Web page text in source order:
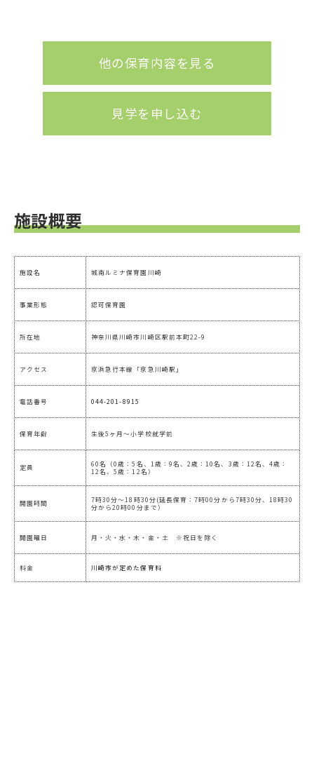
他の保育内容を見る
見学を申し込む
施設概要
施設名 城南ルミナ保育園川崎
事業形態 認可保育園
所在地 神奈川県川崎市川崎区駅前本町22-9
アクセス 京浜急行本線「京急川崎駅」
電話番号 044-201-8915
保育年齢 生後5ヶ月～小学校就学前
定員
60名（0歳：5名、1歳：9名、2歳：10名、3歳：12名、4歳：
12名、5歳：12名）
開園時間
7時30分～18時30分(延長保育：7時00分から7時30分、18時30
分から20時00分まで）
開園曜日 月・火・水・木・金・土 ※祝日を除く
料金 川崎市が定めた保育料